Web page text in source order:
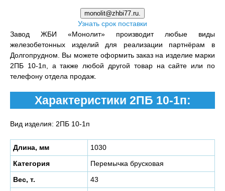
monolit@zhbi77.ru.
Узнать срок поставки
Завод ЖБИ «Монолит» производит любые виды
железобетонных изделий для реализации партнёрам в
Долгопрудном. Вы можете оформить заказ на изделие марки
2ПБ 10-1п, а также любой другой товар на сайте или по
телефону отдела продаж.
Характеристики 2ПБ 10-1п:
Вид изделия: 2ПБ 10-1п
Длина, мм
1030
Категория
Перемычка брусковая
Вес, т.
43